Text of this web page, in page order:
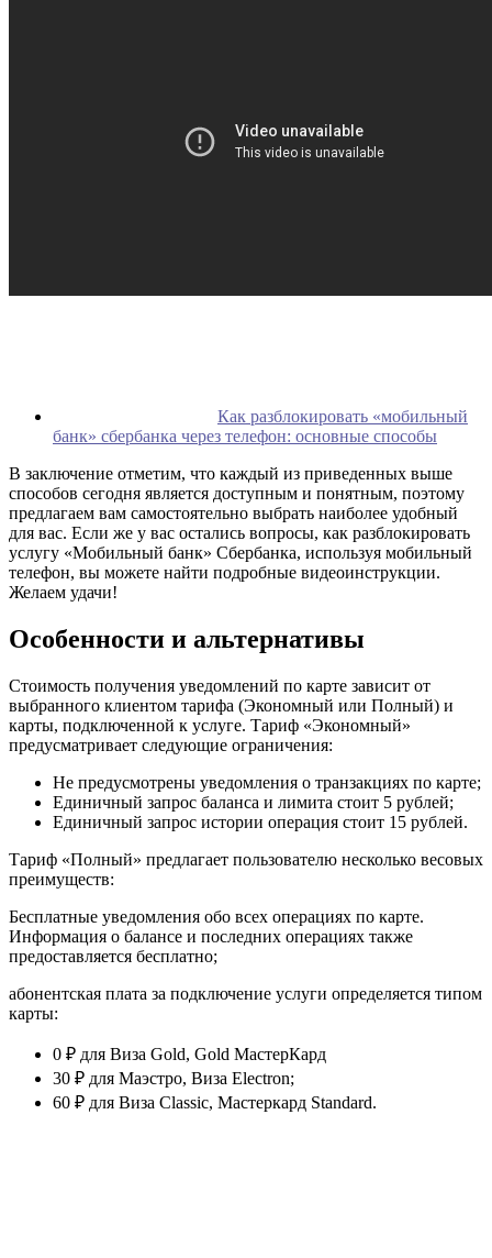
Как разблокировать «мобильный
банк» сбербанка через телефон: основные способы
В заключение отметим, что каждый из приведенных выше
способов сегодня является доступным и понятным, поэтому
предлагаем вам самостоятельно выбрать наиболее удобный
для вас. Если же у вас остались вопросы, как разблокировать
услугу «Мобильный банк» Сбербанка, используя мобильный
телефон, вы можете найти подробные видеоинструкции.
Желаем удачи!
Особенности и альтернативы
Стоимость получения уведомлений по карте зависит от
выбранного клиентом тарифа (Экономный или Полный) и
карты, подключенной к услуге. Тариф «Экономный»
предусматривает следующие ограничения:
Не предусмотрены уведомления о транзакциях по карте;
Единичный запрос баланса и лимита стоит 5 рублей;
Единичный запрос истории операция стоит 15 рублей.
Тариф «Полный» предлагает пользователю несколько весовых
преимуществ:
Бесплатные уведомления обо всех операциях по карте.
Информация о балансе и последних операциях также
предоставляется бесплатно;
абонентская плата за подключение услуги определяется типом
карты:
0 ₽ для Виза Gold, Gold МастерКард
30 ₽ для Маэстро, Виза Electron;
60 ₽ для Виза Classic, Мастеркард Standard.